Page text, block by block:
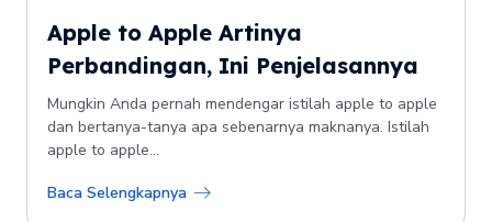
Apple to Apple Artinya
Perbandingan, Ini Penjelasannya
Mungkin Anda pernah mendengar istilah apple to apple
dan bertanya-tanya apa sebenarnya maknanya. Istilah
apple to apple...
Baca Selengkapnya